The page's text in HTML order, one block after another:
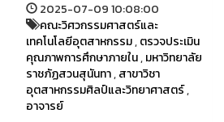
2025-07-09 10:08:00
คณะวิศวกรรมศาสตร์และ
เทคโนโลยีอุตสาหกรรม,ตรวจประเมิน
คุณภาพการศึกษาภายใน,มหาวิทยาลัย
ราชภัฏสวนสุนันทา,สาขาวิชา
อุตสาหกรรมศิลป์และวิทยาศาสตร์,
อาจารย์